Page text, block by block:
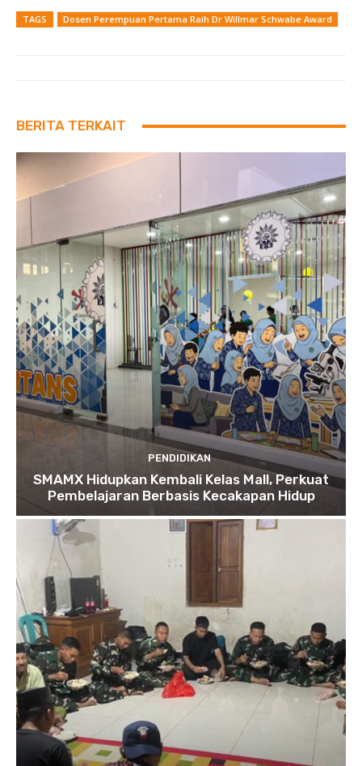
TAGS Dosen Perempuan Pertama Raih Dr Willmar Schwabe Award
BERITA TERKAIT
PENDIDIKAN
SMAMX Hidupkan Kembali Kelas Mall, Perkuat
Pembelajaran Berbasis Kecakapan Hidup